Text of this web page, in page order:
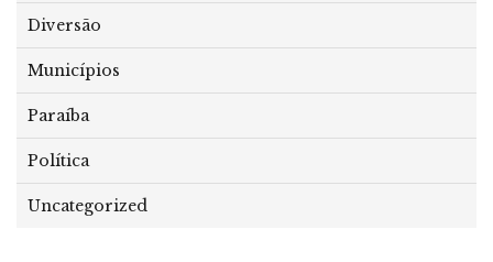
Diversão
Municípios
Paraíba
Política
Uncategorized